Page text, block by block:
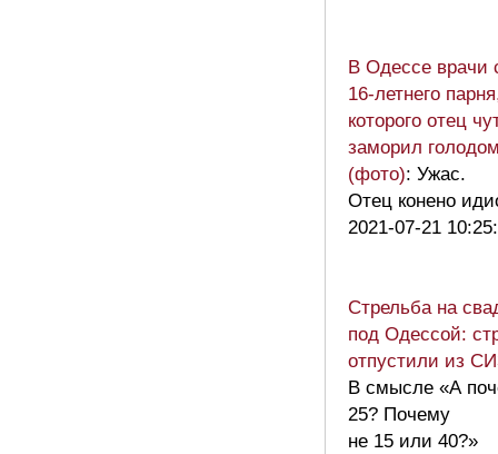
В Одессе врачи
16-летнего
которого отец
заморил
(фото): Ужас.
Отец конено
2021-07-21
Стрельба на
под Одессой:
отпустили из
В смысле «А
25? Почему
не 15 или 40?»